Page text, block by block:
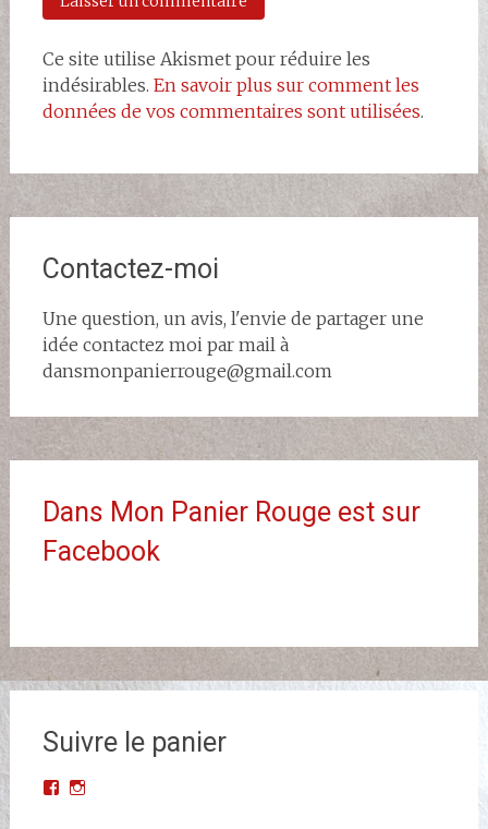
Ce site utilise Akismet pour réduire les
indésirables. En savoir plus sur comment les
données de vos commentaires sont utilisées.
Contactez-moi
Une question, un avis, l'envie de partager une
idée contactez moi par mail à
dansmonpanierrouge@gmail.com
Dans Mon Panier Rouge est sur
Facebook
Suivre le panier
VoirVoir